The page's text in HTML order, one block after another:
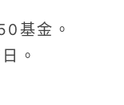
基金。
。